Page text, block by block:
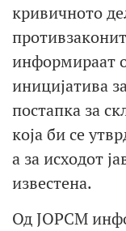
кривичното
информираат
иницијатива
постапка за
која би се
а за исходот
известена.
Од ЈОРСМ